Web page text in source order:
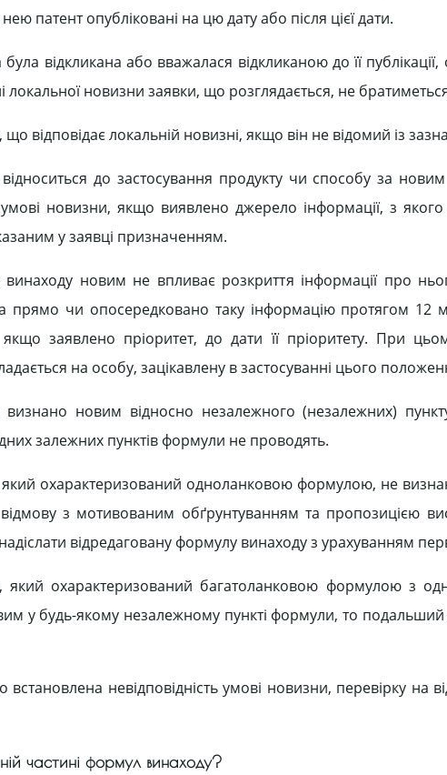
патент опубліковані на цю дату або після цієї дати.
відкликана або вважалася відкликаною до її публікації,
локальної новизни заявки, що розглядається, не
відповідає локальній новизні, якщо він не відомий із
до застосування продукту чи способу за
новизни, якщо виявлено джерело інформації, з
у заявці призначенням.
новим не впливає розкриття інформації про
прямо чи опосередковано таку інформацію протягом 12
заявлено пріоритет, до дати її пріоритету. При
на особу, зацікавлену в застосуванні цього
новим відносно незалежного (незалежних)
залежних пунктів формули не проводять.
охарактеризований одноланковою формулою, не
з мотивованим обґрунтуванням та пропозицією
відредаговану формулу винаходу з урахуванням
який охарактеризований багатоланковою формулою з
у будь-якому незалежному пункті формули, то подальший
невідповідність умові новизни, перевірку на
частині формул винаходу?